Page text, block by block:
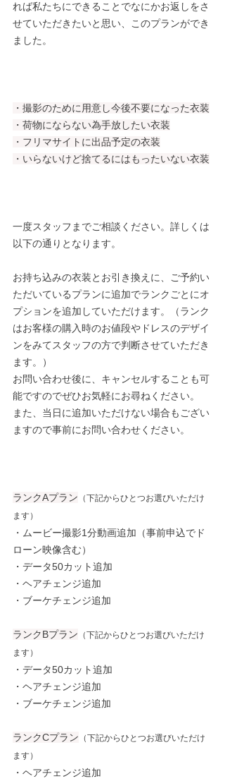
れば私たちにできることでなにかお返しをさ
せていただきたいと思い、このプランができ
ました。
・撮影のために用意し今後不要になった衣装
・荷物にならない為手放したい衣装
・フリマサイトに出品予定の衣装
・いらないけど捨てるにはもったいない衣装
一度スタッフまでご相談ください。詳しくは
以下の通りとなります。
お持ち込みの衣装とお引き換えに、ご予約い
ただいているプランに追加でランクごとにオ
プションを追加していただけます。（ランク
はお客様の購入時のお値段やドレスのデザイ
ンをみてスタッフの方で判断させていただき
ます。）
お問い合わせ後に、キャンセルすることも可
能ですのでぜひお気軽にお尋ねください。
また、当日に追加いただけない場合もござい
ますので事前にお問い合わせください。
ランクAプラン （下記からひとつお選びいただけ
ます）
・ムービー撮影1分動画追加（事前申込でド
ローン映像含む）
・データ50カット追加
・ヘアチェンジ追加
・ブーケチェンジ追加
ランクBプラン （下記からひとつお選びいただけ
ます）
・データ50カット追加
・ヘアチェンジ追加
・ブーケチェンジ追加
ランクCプラン （下記からひとつお選びいただけ
ます）
・ヘアチェンジ追加